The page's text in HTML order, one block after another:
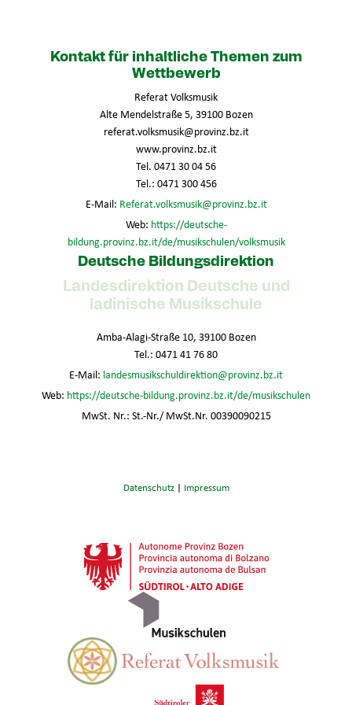
Kontakt für inhaltliche Themen zum
Wettbewerb
Referat Volksmusik
Alte Mendelstraße 5, 39100 Bozen
referat.volksmusik@provinz.bz.it
www.provinz.bz.it
Tel. 0471 30 04 56
Tel.: 0471 300 456
E-Mail: Referat.volksmusik@provinz.bz.it
Web: https://deutsche-
bildung.provinz.bz.it/de/musikschulen/volksmusik
Deutsche Bildungsdirektion
Landesdirektion Deutsche und
ladinische Musikschule
Amba-Alagi-Straße 10, 39100 Bozen
Tel.: 0471 41 76 80
E-Mail: landesmusikschuldirektion@provinz.bz.it
Web: https://deutsche-bildung.provinz.bz.it/de/musikschulen
MwSt. Nr.: St.-Nr./ MwSt.Nr. 00390090215
Datenschutz| Impressum